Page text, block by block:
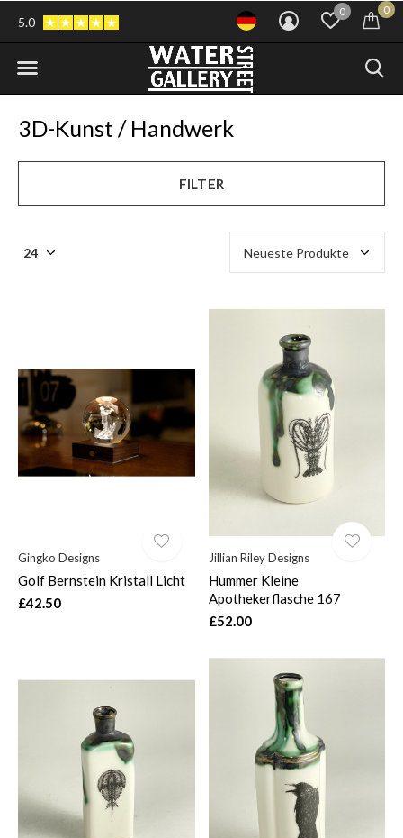
0 0
5.0
3D-Kunst / Handwerk
FILTER
Gingko Designs
Golf Bernstein Kristall Licht
£42.50
Jillian Riley Designs
Hummer Kleine
Apothekerflasche 167
£52.00